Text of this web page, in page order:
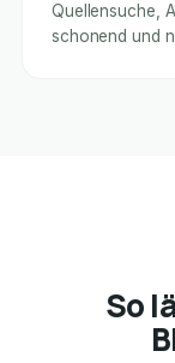
Quellensuche,
schonend und
So